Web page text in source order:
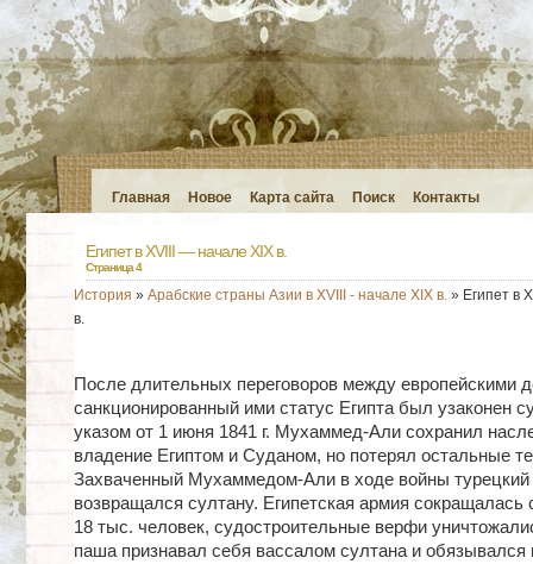
Главная Новое Карта сайта Поиск Контакты
Египет в XVIII — начале XIX в.
Страница 4
История » Арабские страны Азии в XVIII - начале XIX в.» Египет в
в.
После длительных переговоров между европейскими
санкционированный ими статус Египта был узаконен
указом от 1 июня 1841 г. Мухаммед-Али сохранил
владение Египтом и Суданом, но потерял остальные
Захваченный Мухаммедом-Али в ходе войны
возвращался султану. Египетская армия сокращалась
18 тыс. человек, судостроительные верфи
паша признавал себя вассалом султана и обязывался